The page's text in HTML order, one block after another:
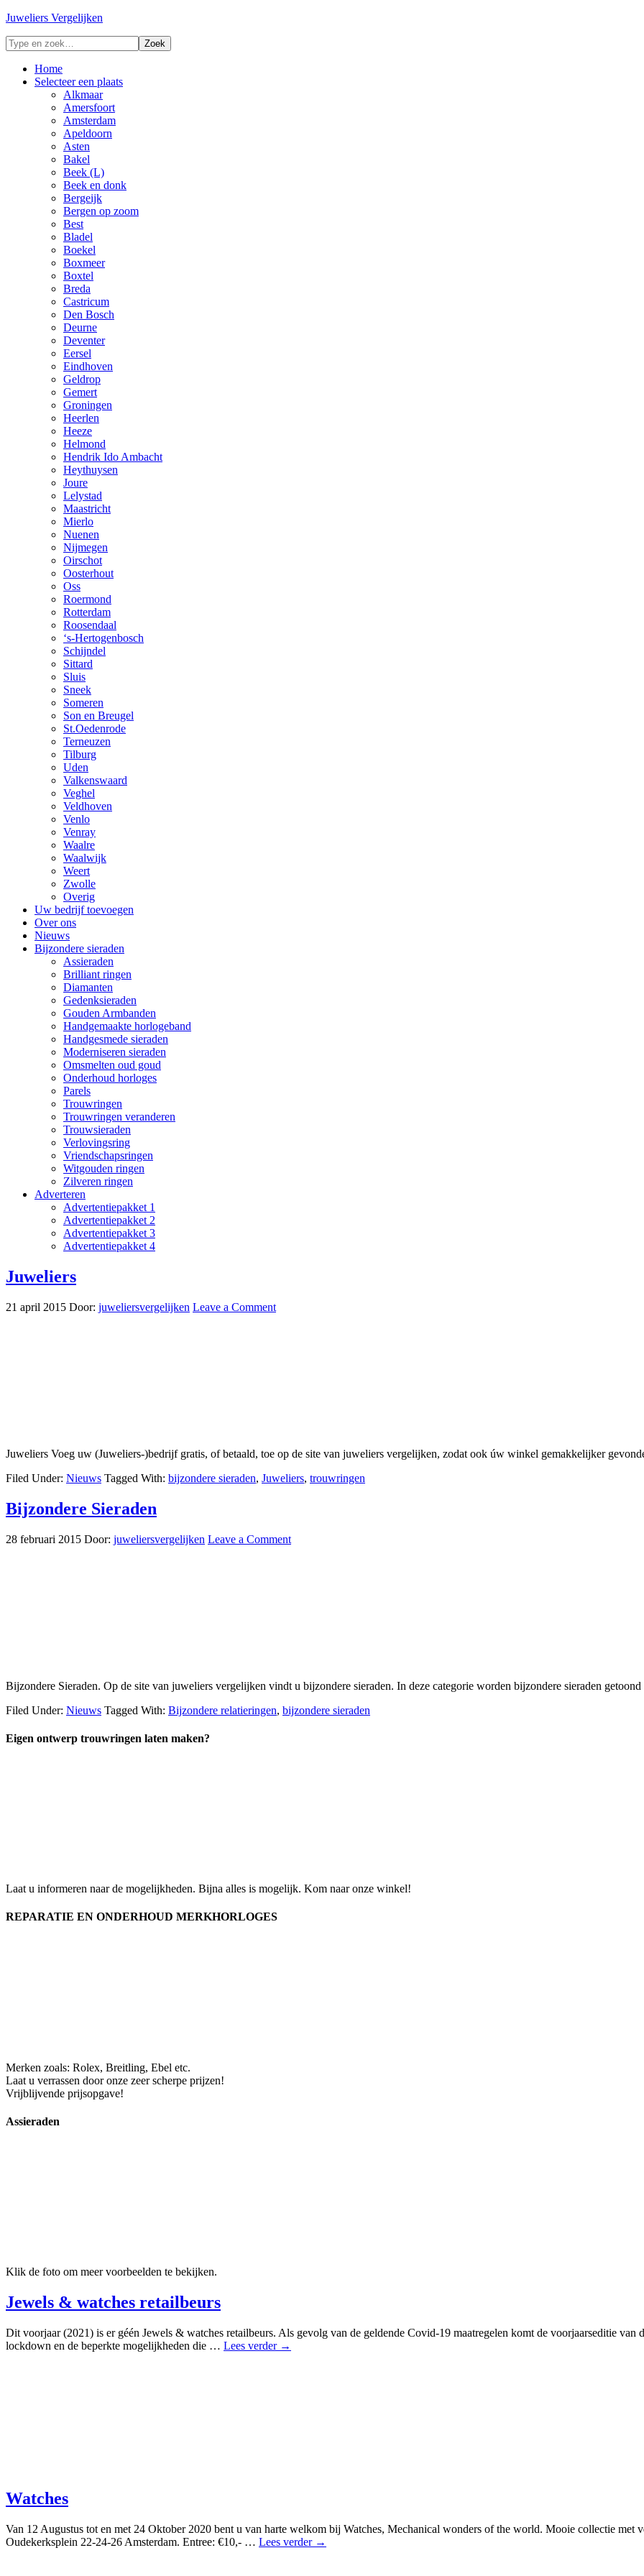
Juweliers Vergelijken
Home
Selecteer een plaats
Alkmaar
Amersfoort
Amsterdam
Apeldoorn
Asten
Bakel
Beek (L)
Beek en donk
Bergeijk
Bergen op zoom
Best
Bladel
Boekel
Boxmeer
Boxtel
Breda
Castricum
Den Bosch
Deurne
Deventer
Eersel
Eindhoven
Geldrop
Gemert
Groningen
Heerlen
Heeze
Helmond
Hendrik Ido Ambacht
Heythuysen
Joure
Lelystad
Maastricht
Mierlo
Nuenen
Nijmegen
Oirschot
Oosterhout
Oss
Roermond
Rotterdam
Roosendaal
‘s-Hertogenbosch
Schijndel
Sittard
Sluis
Sneek
Someren
Son en Breugel
St.Oedenrode
Terneuzen
Tilburg
Uden
Valkenswaard
Veghel
Veldhoven
Venlo
Venray
Waalre
Waalwijk
Weert
Zwolle
Overig
Uw bedrijf toevoegen
Over ons
Nieuws
Bijzondere sieraden
Assieraden
Brilliant ringen
Diamanten
Gedenksieraden
Gouden Armbanden
Handgemaakte horlogeband
Handgesmede sieraden
Moderniseren sieraden
Omsmelten oud goud
Onderhoud horloges
Parels
Trouwringen
Trouwringen veranderen
Trouwsieraden
Verlovingsring
Vriendschapsringen
Witgouden ringen
Zilveren ringen
Adverteren
Advertentiepakket 1
Advertentiepakket 2
Advertentiepakket 3
Advertentiepakket 4
Juweliers
21 april 2015 Door: juweliersvergelijken Leave a Comment
Juweliers Voeg uw (Juweliers-)bedrijf gratis, of betaald, toe op de site van juweliers vergelijken, zodat ook úw winkel gemakkelijker
Filed Under: Nieuws Tagged With: bijzondere sieraden, Juweliers, trouwringen
Bijzondere Sieraden
28 februari 2015 Door: juweliersvergelijken Leave a Comment
Bijzondere Sieraden. Op de site van juweliers vergelijken vindt u bijzondere sieraden. In deze categorie worden bijzondere sieraden
Filed Under: Nieuws Tagged With: Bijzondere relatieringen, bijzondere sieraden
Eigen ontwerp trouwringen laten maken?
Laat u informeren naar de mogelijkheden. Bijna alles is mogelijk. Kom naar onze winkel!
REPARATIE EN ONDERHOUD MERKHORLOGES
Merken zoals: Rolex, Breitling, Ebel etc.
Laat u verrassen door onze zeer scherpe prijzen!
Vrijblijvende prijsopgave!
Assieraden
Klik de foto om meer voorbeelden te bekijken.
Jewels & watches retailbeurs
Dit voorjaar (2021) is er géén Jewels & watches retailbeurs. Als gevolg van de geldende Covid-19 maatregelen komt de voorjaarseditie van
lockdown en de beperkte mogelijkheden die … Lees verder →
Watches
Van 12 Augustus tot en met 24 Oktober 2020 bent u van harte welkom bij Watches, Mechanical wonders of the world. Mooie collectie met
Oudekerksplein 22-24-26 Amsterdam. Entree: €10,- … Lees verder →